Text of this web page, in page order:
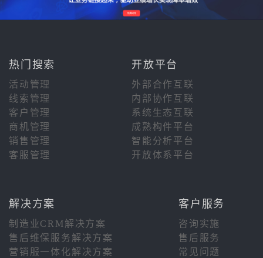
热门搜索 开放平台
活动管理
外部合作互联
线索管理
内部协作互联
客户管理
系统生态互联
商机管理
成熟构件平台
销售管理
智能分析平台
客服管理
开放体系平台
解决方案 客户服务
制造业CRM解决方案
咨询实施
售后维保服务解决方案
售后服务
营销服一体化解决方案
常见问题